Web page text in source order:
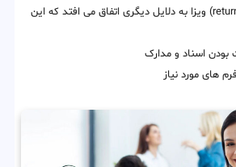
از طرف دیگر، استرداد (return) ویزا به دلایل دیگری اتفاق می افتد که این
بودن اسناد و مدارک
های مورد نیاز